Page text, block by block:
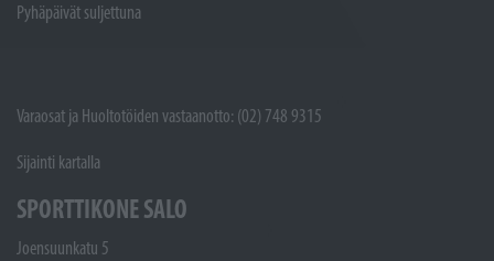
Pyhäpäivät suljettuna
Varaosat ja Huoltotöiden vastaanotto: (02) 748 9315
Sijainti kartalla
SPORTTIKONE SALO
Joensuunkatu 5